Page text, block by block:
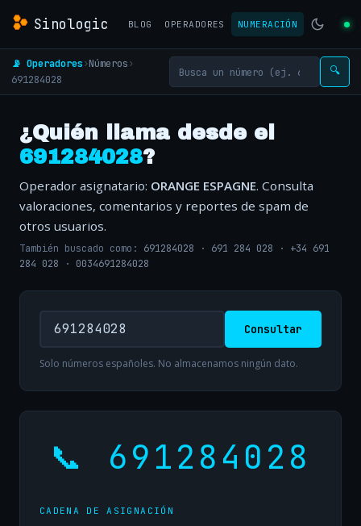
Sinologic BLOG OPERADORES NUMERACIÓN
📡 Operadores›Números›
691284028
🔍
¿Quién llama desde el
691284028?
Operador asignatario: ORANGE ESPAGNE. Consulta
valoraciones, comentarios y reportes de spam de
otros usuarios.
También buscado como: 691284028 · 691 284 028 · +34 691
284 028 · 0034691284028
Consultar
Solo números españoles. No almacenamos ningún dato.
📞 691284028
CADENA DE ASIGNACIÓN